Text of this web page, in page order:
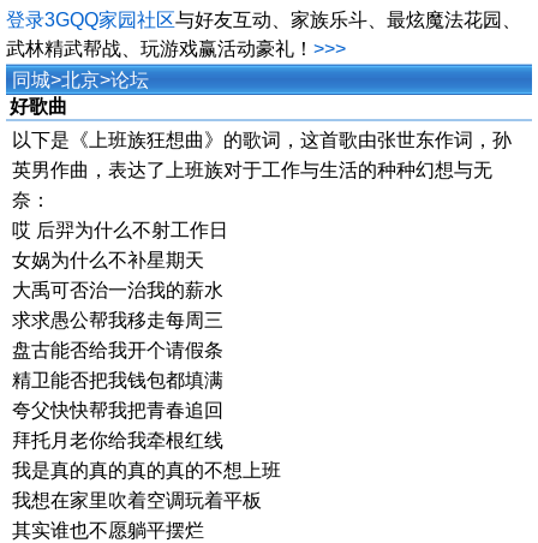
登录3GQQ家园社区与好友互动、家族乐斗、最炫魔法花园、
武林精武帮战、玩游戏赢活动豪礼！ >>>
同城>北京>论坛
好歌曲
以下是《上班族狂想曲》的歌词，这首歌由张世东作词，孙
英男作曲，表达了上班族对于工作与生活的种种幻想与无
奈：
哎 后羿为什么不射工作日
女娲为什么不补星期天
大禹可否治一治我的薪水
求求愚公帮我移走每周三
盘古能否给我开个请假条
精卫能否把我钱包都填满
夸父快快帮我把青春追回
拜托月老你给我牵根红线
我是真的真的真的真的不想上班
我想在家里吹着空调玩着平板
其实谁也不愿躺平摆烂